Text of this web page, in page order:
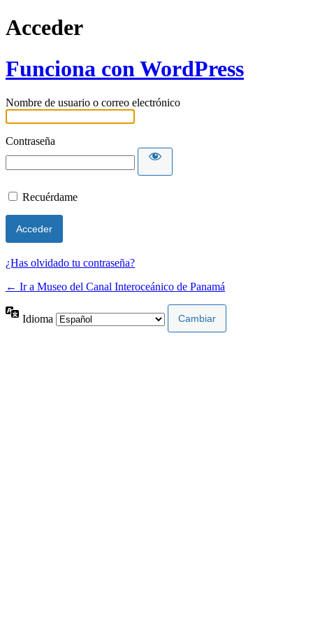
Acceder
Funciona con WordPress
Nombre de usuario o correo electrónico
Contraseña
Recuérdame
¿Has olvidado tu contraseña?
← Ir a Museo del Canal Interoceánico de Panamá
Idioma